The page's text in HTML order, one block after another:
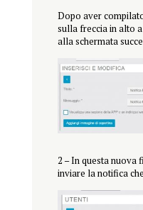
Dopo aver
sulla freccia in alto
alla schermata
2 – In questa nuova
inviare la notifica